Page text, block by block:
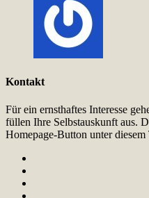
Kontakt
Für ein ernsthaftes Interesse
füllen Ihre Selbstauskunft aus.
Homepage-Button unter diesem